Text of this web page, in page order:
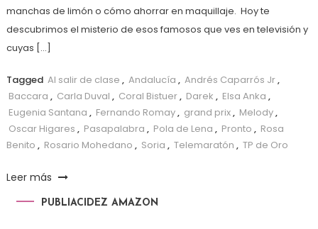
manchas de limón o cómo ahorrar en maquillaje. Hoy te
descubrimos el misterio de esos famosos que ves en televisión y
cuyas […]
Tagged Al salir de clase , Andalucía , Andrés Caparrós Jr,
Baccara , Carla Duval , Coral Bistuer, Darek , Elsa Anka ,
Eugenia Santana , Fernando Romay, grand prix, Melody,
Oscar Higares , Pasapalabra , Pola de Lena , Pronto , Rosa
Benito , Rosario Mohedano , Soria , Telemaratón , TP de Oro
Leer más
PUBLIACIDEZ AMAZON